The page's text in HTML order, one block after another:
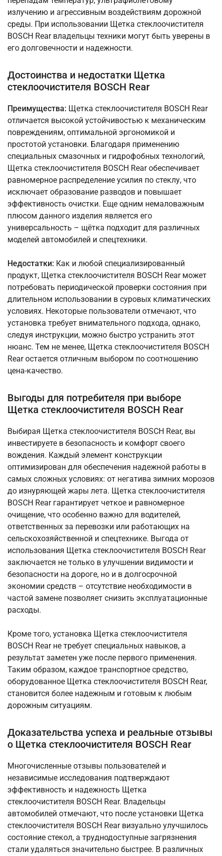
излучению и агрессивным воздействиям дорожной
среды. При использовании Щетка стеклоочистителя
BOSCH Rear владельцы техники могут быть уверены в
его долговечности и надежности.
Достоинства и недостатки Щетка
стеклоочистителя BOSCH Rear
Преимущества: Щетка стеклоочистителя BOSCH Rear
отличается высокой устойчивостью к механическим
повреждениям, оптимальной эргономикой и
простотой установки. Благодаря применению
специальных смазочных и гидрофобных технологий,
Щетка стеклоочистителя BOSCH Rear обеспечивает
равномерное распределение усилия по стеклу, что
исключает образование разводов и повышает
эффективность очистки. Еще одним немаловажным
плюсом данного изделия является его
универсальность – щётка подходит для различных
моделей автомобилей и спецтехники.
Недостатки: Как и любой специализированный
продукт, Щетка стеклоочистителя BOSCH Rear может
потребовать периодической проверки состояния при
длительном использовании в суровых климатических
условиях. Некоторые пользователи отмечают, что
установка требует внимательного подхода, однако,
следуя инструкции, можно быстро устранить этот
нюанс. Тем не менее, Щетка стеклоочистителя BOSCH
Rear остается отличным выбором по соотношению
цена-качество.
Выгоды для потребителя при выборе
Щетка стеклоочистителя BOSCH Rear
Выбирая Щетка стеклоочистителя BOSCH Rear, вы
инвестируете в безопасность и комфорт своего
вождения. Каждый элемент конструкции
оптимизирован для обеспечения надежной работы в
самых сложных условиях: от негатива зимних морозов
до изнуряющей жары лета. Щетка стеклоочистителя
BOSCH Rear гарантирует четкое и равномерное
очищение, что особенно важно для водителей,
ответственных за перевозки или работающих на
сельскохозяйственной и спецтехнике. Выгода от
использования Щетка стеклоочистителя BOSCH Rear
заключается не только в улучшении видимости и
безопасности на дороге, но и в долгосрочной
экономии средств – отсутствие необходимости в
частой замене позволяет снизить эксплуатационные
расходы.
Кроме того, установка Щетка стеклоочистителя
BOSCH Rear не требует специальных навыков, а
результат заметен уже после первого применения.
Таким образом, каждое транспортное средство,
оборудованное Щетка стеклоочистителя BOSCH Rear,
становится более надежным и готовым к любым
дорожным ситуациям.
Доказательства успеха и реальные отзывы
о Щетка стеклоочистителя BOSCH Rear
Многочисленные отзывы пользователей и
независимые исследования подтверждают
эффективность и надежность Щетка
стеклоочистителя BOSCH Rear. Владельцы
автомобилей отмечают, что после установки Щетка
стеклоочистителя BOSCH Rear визуально улучшилось
состояние стекол, а труднодоступные загрязнения
стали удаляться значительно быстрее. В различных